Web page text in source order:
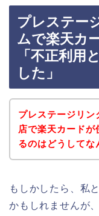
プレステー
ムで楽天カ
「不正利用
した」
プレステージリン
店で楽天カード
るのはどうしてな
もしかしたら、私
かもしれませんが